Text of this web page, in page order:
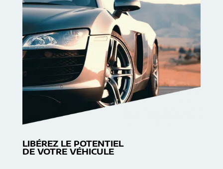
LIBÉREZ LE POTENTIEL
DE VOTRE VÉHICULE